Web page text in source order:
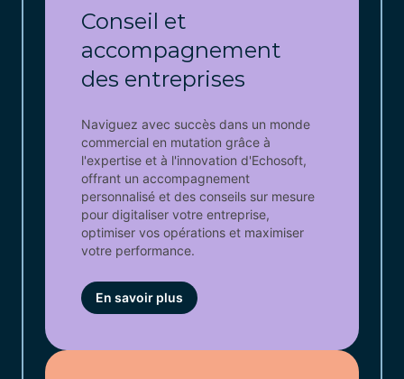
Conseil et
accompagnement
des entreprises
Naviguez avec succès dans un monde
commercial en mutation grâce à
l'expertise et à l'innovation d'Echosoft,
offrant un accompagnement
personnalisé et des conseils sur mesure
pour digitaliser votre entreprise,
optimiser vos opérations et maximiser
votre performance.
En savoir plus